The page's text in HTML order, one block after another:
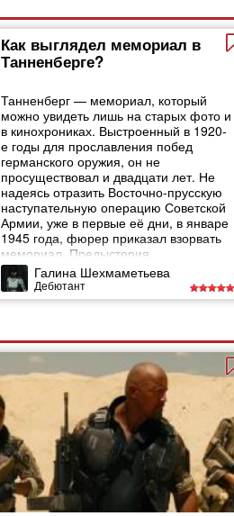
Как выглядел мемориал в
Танненберге?
Танненберг — мемориал, который
можно увидеть лишь на старых фото и
в кинохрониках. Выстроенный в 1920-
е годы для прославления побед
германского оружия, он не
просуществовал и двадцати лет. Не
надеясь отразить Восточно-прусскую
наступательную операцию Советской
Армии, уже в первые её дни, в январе
1945 года, фюрер приказал взорвать
мемориал. Предыстория
Галина Шехмаметьева
Дебютант